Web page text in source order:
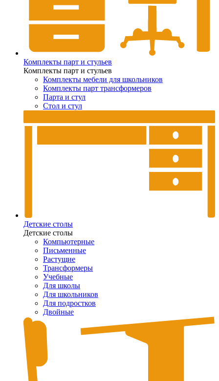
Комплекты парт и стульев
Комплекты парт и стульев
Комплекты мебели для школьников
Комплекты парт трансформеров
Парта и стул
Стол и стул
Детские столы
Детские столы
Компьютерные
Письменные
Растущие
Трансформеры
Учебные
Для школы
Для школьников
Для подростков
Двойные